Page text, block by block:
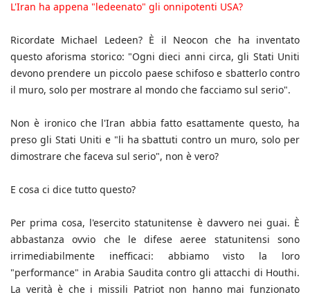
L'Iran ha appena "ledeenato" gli onnipotenti USA?
Ricordate Michael Ledeen? È il Neocon che ha inventato
questo aforisma storico: "Ogni dieci anni circa, gli Stati Uniti
devono prendere un piccolo paese schifoso e sbatterlo contro
il muro, solo per mostrare al mondo che facciamo sul serio".
Non è ironico che l'Iran abbia fatto esattamente questo, ha
preso gli Stati Uniti e "li ha sbattuti contro un muro, solo per
dimostrare che faceva sul serio", non è vero?
E cosa ci dice tutto questo?
Per prima cosa, l'esercito statunitense è davvero nei guai. È
abbastanza ovvio che le difese aeree statunitensi sono
irrimediabilmente inefficaci: abbiamo visto la loro
"performance" in Arabia Saudita contro gli attacchi di Houthi.
La verità è che i missili Patriot non hanno mai funzionato